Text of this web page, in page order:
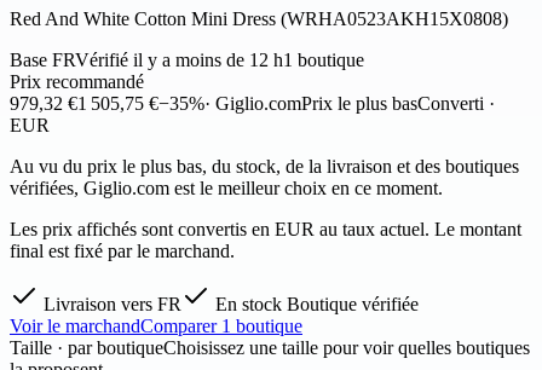
Red And White Cotton Mini Dress (WRHA0523AKH15X0808)
Base FRVérifié il y a moins de 12 h1 boutique
Prix recommandé
979,32 €1 505,75 €−35%· Giglio.comPrix le plus basConverti ·
EUR
Au vu du prix le plus bas, du stock, de la livraison et des boutiques
vérifiées, Giglio.com est le meilleur choix en ce moment.
Les prix affichés sont convertis en EUR au taux actuel. Le montant
final est fixé par le marchand.
Livraison vers FR En stock Boutique vérifiée
Voir le marchandComparer 1 boutique
Taille · par boutiqueChoisissez une taille pour voir quelles boutiques